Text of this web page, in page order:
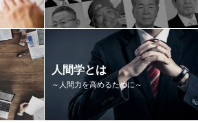
人間学とは
～人間力を高めるために～